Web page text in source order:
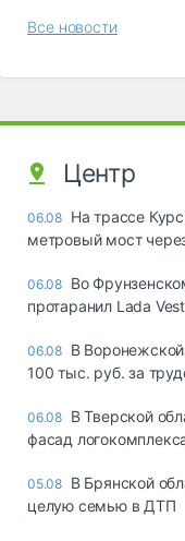
Все новости
Центр
06.08 На трассе
метровый мост
06.08 Во
протаранил Lada
06.08 В
100 тыс. руб. за
06.08 В Тверской
фасад
05.08 В Брянской
целую семью в ДТП